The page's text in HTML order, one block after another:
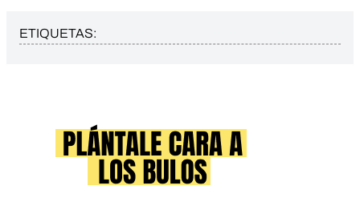
ETIQUETAS: